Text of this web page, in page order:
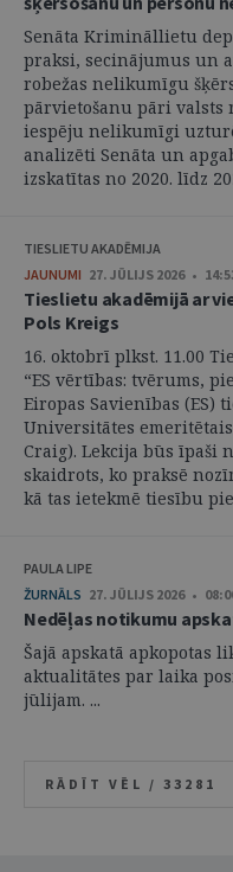
Senāta Krimināllietu
praksi, secinājumus un
robežas nelikumīgu
pārvietošanu pāri valsts
iespēju nelikumīgi
analizēti Senāta un
izskatītas no 2020. līdz
TIESLIETU AKADĒMIJA
JAUNUMI 27. JŪLIJS 2026 •
Tieslietu akadēmijā ar
Pols Kreigs
16. oktobrī plkst. 11.00
“ES vērtības: tvērums,
Eiropas Savienības (ES)
Universitātes
Craig). Lekcija būs īpaši
skaidrots, ko praksē
kā tas ietekmē tiesību
PAULA LIPE
ŽURNĀLS 27. JŪLIJS 2026 •
Nedēļas notikumu
Šajā apskatā apkopotas
aktualitātes par laika
jūlijam. ...
RĀDĪT VĒL / 33281